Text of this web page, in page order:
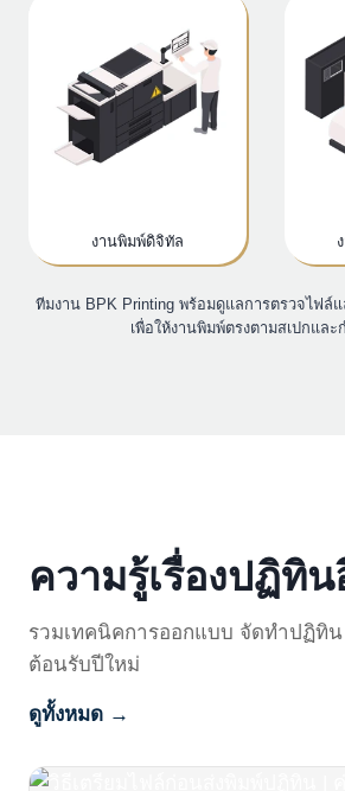
งานพิมพ์ดิจิทัล
ทีมงาน BPK Printing พร้อมดูแลการตรวจไฟล์
เพื่อให้งานพิมพ์ตรงตามสเปกและ
ความรู้เรื่องปฏิทิ
รวมเทคนิคการออกแบบ จัดทำปฏิทิน
ต้อนรับปีใหม่
ดูทั้งหมด →